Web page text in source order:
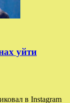
уйти
в Instagram